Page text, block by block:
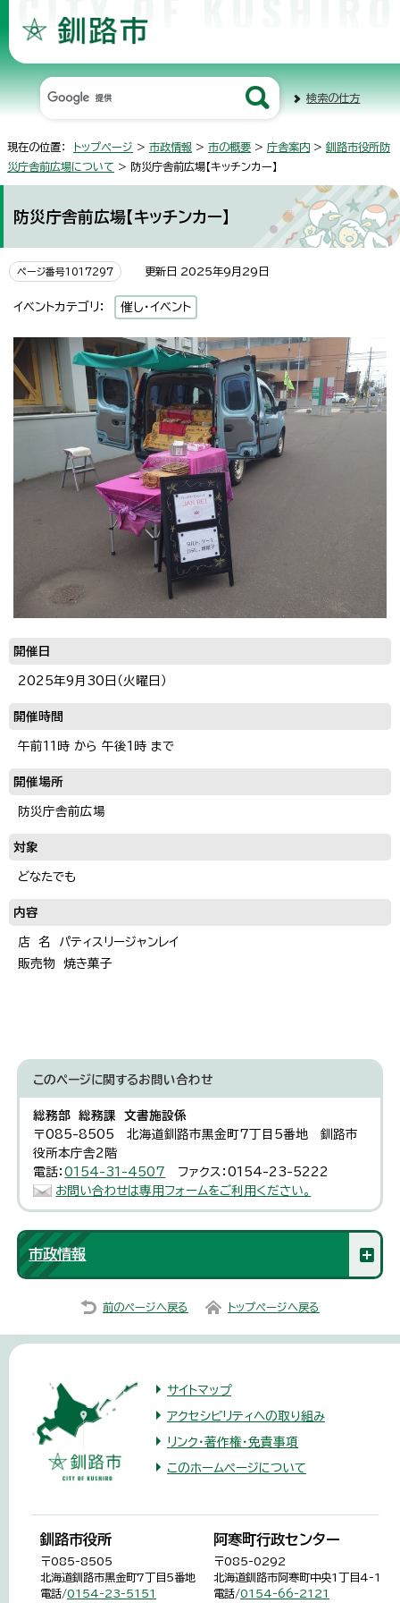
検索の仕方
現在の位置： トップページ > 市政情報 > 市の概要 > 庁舎案内 > 釧路市役所防
災庁舎前広場について > 防災庁舎前広場【キッチンカー】
防災庁舎前広場【キッチンカー】
ページ番号1017297 更新日 2025年9月29日
イベントカテゴリ： 催し・イベント
開催日
2025年9月30日（火曜日）
開催時間
午前11時 から 午後1時 まで
開催場所
防災庁舎前広場
対象
どなたでも
内容
店 名 パティスリージャンレイ
販売物 焼き菓子
このページに関するお問い合わせ
総務部 総務課 文書施設係
〒085-8505 北海道釧路市黒金町7丁目5番地 釧路市
役所本庁舎2階
電話：0154-31-4507
ファクス：0154-23-5222
お問い合わせは専用フォームをご利用ください。
市政情報
前のページへ戻る トップページへ戻る
サイトマップ
アクセシビリティへの取り組み
リンク・著作権・免責事項
このホームページについて
釧路市役所
〒085-8505
北海道釧路市黒金町7丁目5番地
電話/0154-23-5151
阿寒町行政センター
〒085-0292
北海道釧路市阿寒町中央1丁目4-1
電話/0154-66-2121